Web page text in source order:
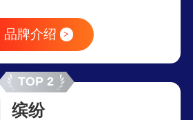
品牌介绍 >
TOP 2
缤纷